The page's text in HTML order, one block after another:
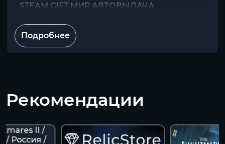
STEAM GIFT МИР АВТОВЫДАЧА
Подробнее
Рекомендации